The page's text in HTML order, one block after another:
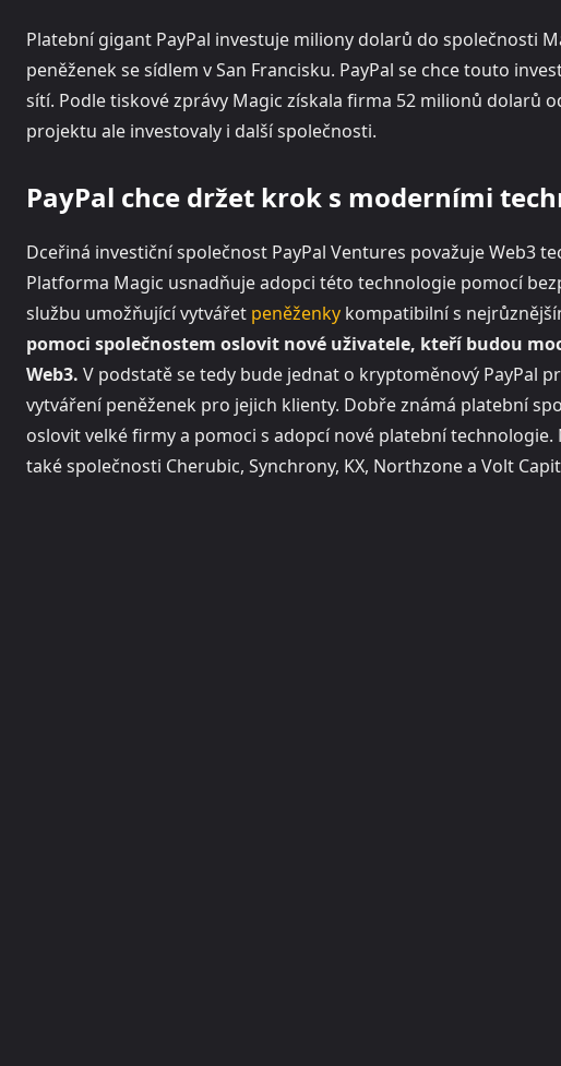
Platební gigant PayPal investuje miliony dolarů do společnosti
peněženek se sídlem v San Francisku. PayPal se chce touto
sítí. Podle tiskové zprávy Magic získala firma 52 milionů dolarů
projektu ale investovaly i další společnosti.
PayPal chce držet krok s moderními
Dceřiná investiční společnost PayPal Ventures považuje Web3
Platforma Magic usnadňuje adopci této technologie pomocí
službu umožňující vytvářet peněženky kompatibilní s
pomoci společnostem oslovit nové uživatele, kteří budou
Web3. V podstatě se tedy bude jednat o kryptoměnový PayPal
vytváření peněženek pro jejich klienty. Dobře známá platební
oslovit velké firmy a pomoci s adopcí nové platební
také společnosti Cherubic, Synchrony, KX, Northzone a Volt